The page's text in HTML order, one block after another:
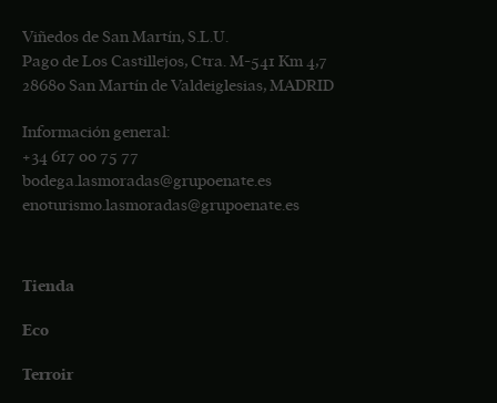
Viñedos de San Martín, S.L.U.
Pago de Los Castillejos, Ctra. M-541 Km 4,7
28680 San Martín de Valdeiglesias, MADRID
Información general:
+34 617 00 75 77
bodega.lasmoradas@grupoenate.es
enoturismo.lasmoradas@grupoenate.es
Tienda
Eco
Terroir